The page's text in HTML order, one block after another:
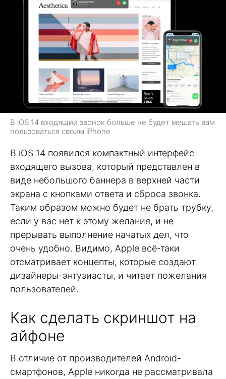
В iOS 14 входящий звонок больше не будет мешать вам
пользоваться своим iPhone
В iOS 14 появился компактный интерфейс
входящего вызова, который представлен в
виде небольшого баннера в верхней части
экрана с кнопками ответа и сброса звонка.
Таким образом можно будет не брать трубку,
если у вас нет к этому желания, и не
прерывать выполнение начатых дел, что
очень удобно. Видимо, Apple всё-таки
отсматривает концепты, которые создают
дизайнеры-энтузиасты, и читает пожелания
пользователей.
Как сделать скриншот на
айфоне
В отличие от производителей Android-
смартфонов, Apple никогда не рассматривала